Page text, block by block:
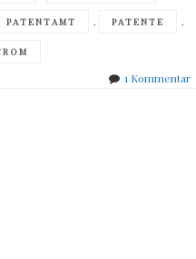
PATENTAMT , PATENTE ,
1 Kommentarzu